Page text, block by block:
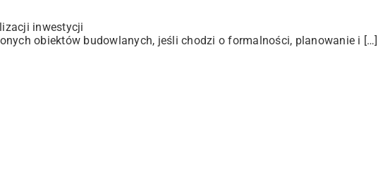
inwestycji
obiektów budowlanych, jeśli chodzi o formalności, planowanie i […]